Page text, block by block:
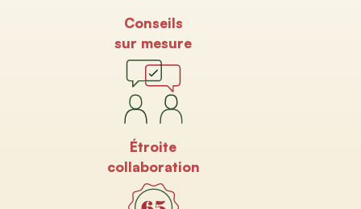
Conseils
sur mesure
Étroite
collaboration